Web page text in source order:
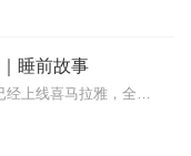
睡前故事
奇妙萌可之闪亮宝石，广播剧已经上线喜马拉雅，全网同步热播中，马上收听！点击收听更多：奇妙萌可第二季奇妙萌可之闪亮宝石奇妙萌可之魔法钥匙奇妙萌可之魔法甜心